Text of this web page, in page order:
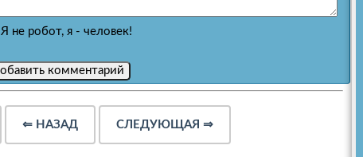
Я не робот, я - человек!
⇐ НАЗАД СЛЕДУЮЩАЯ ⇒